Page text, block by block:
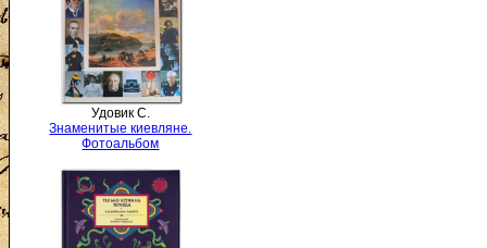
Удовик С.
Знаменитые киевляне.
Фотоальбом